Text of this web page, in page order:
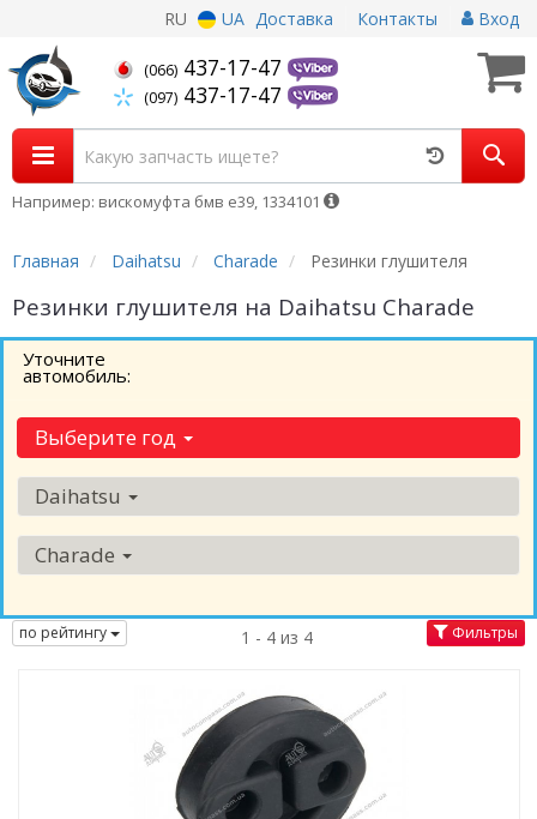
RU UA Доставка Контакты Вход
(066) 437-17-47
(097) 437-17-47
Например: вискомуфта бмв е39, 1334101
Главная Daihatsu Charade Резинки глушителя
Резинки глушителя на Daihatsu Charade
Уточните
автомобиль:
Выберите год
Daihatsu
Charade
по рейтингу 1 - 4 из 4 Фильтры